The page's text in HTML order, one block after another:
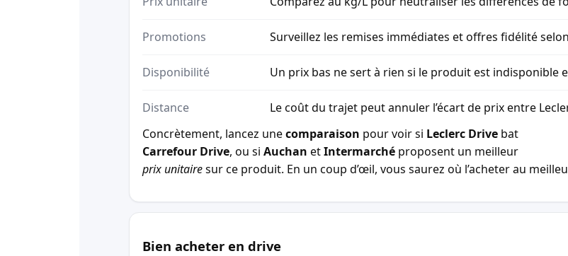
Promotions Surveillez les remises immédiates et offres fidélité selon
Disponibilité Un prix bas ne sert à rien si le produit est indisponible
Distance
Le coût du trajet peut annuler l’écart de prix entre
Concrètement, lancez unecomparaison pour voir si Leclerc Drive bat
Carrefour Drive, ou si Auchan etIntermarché proposent un meilleur
prix unitairesur ce produit. En un coup d’œil, vous saurez où l’acheter au
Bien acheter en drive